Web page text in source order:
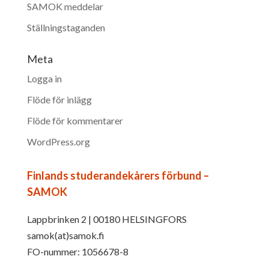
SAMOK meddelar
Ställningstaganden
Meta
Logga in
Flöde för inlägg
Flöde för kommentarer
WordPress.org
Finlands studerandekårers förbund –
SAMOK
Lappbrinken 2 | 00180 HELSINGFORS
samok(at)samok.fi
FO-nummer: 1056678-8